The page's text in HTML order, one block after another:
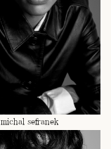
michal sefranek